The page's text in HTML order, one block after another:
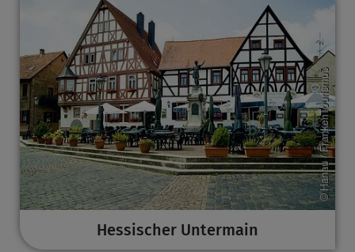
Hessischer Untermain